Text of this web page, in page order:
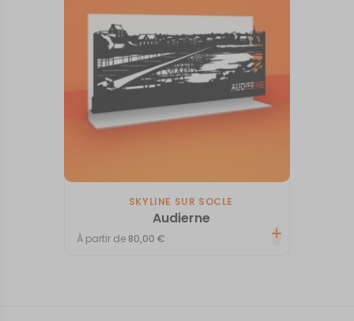
SKYLINE SUR SOCLE
Audierne
À partir de 80,00€